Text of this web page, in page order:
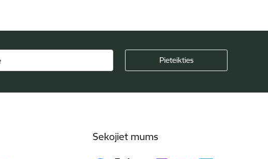
Sekojiet mums